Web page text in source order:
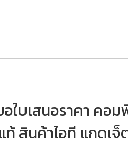
ใบเสนอราคา คอม
ท้ สินค้าไอที แกดเ